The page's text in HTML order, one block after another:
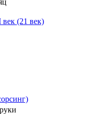
(21 век)